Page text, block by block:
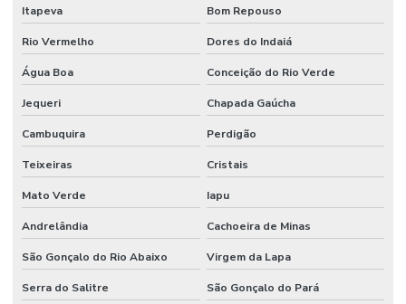
Soluções de engenharia e manutenção
Soluções de engenharia para manutenção industrial
Terceirização de facilities
Terceirização de funcionários
Terceirização de jardinagem
Terceirização de limpeza
Terceirização de manutenção predial
Terceirização de mão de obra
Itapeva Bom Repouso
Rio Vermelho Dores do Indaiá
Água Boa Conceição do Rio Verde
Jequeri Chapada Gaúcha
Cambuquira Perdigão
Teixeiras Cristais
Mato Verde Iapu
Andrelândia Cachoeira de Minas
São Gonçalo do Rio Abaixo Virgem da Lapa
Serra do Salitre São Gonçalo do Pará